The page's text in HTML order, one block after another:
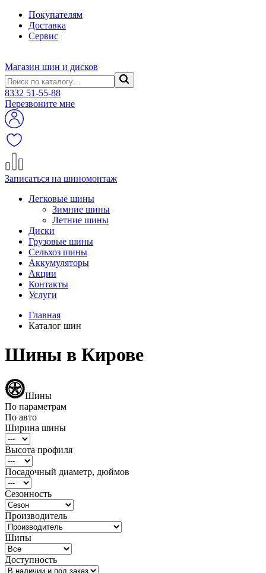
Покупателям
Доставка
Сервис
Магазин шин и дисков
8332 51-55-88
Перезвоните мне
Записаться на шиномонтаж
Легковые шины
Зимние шины
Летние шины
Диски
Грузовые шины
Сельхоз шины
Аккумуляторы
Акции
Контакты
Услуги
Главная
Каталог шин
Шины в Кирове
Шины
По параметрам
По авто
Ширина шины
Высота профиля
Посадочный диаметр, дюймов
Сезонность
Производитель
Шипы
Доступность